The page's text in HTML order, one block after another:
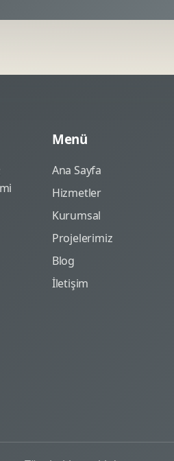
Menü
Ana Sayfa
Hizmetler
Kurumsal
Projelerimiz
Blog
İletişim